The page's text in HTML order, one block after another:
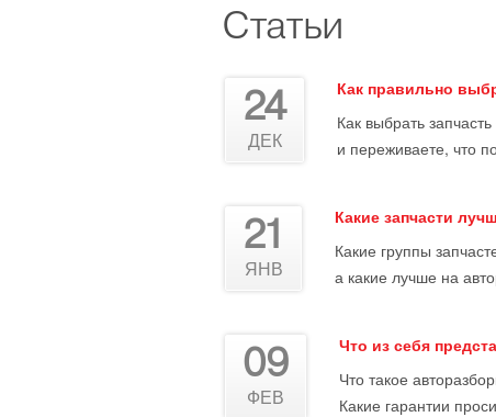
Статьи
24
ДЕК
Как правильно
Как выбрать
и переживаете, что
21
ЯНВ
Какие запчасти
Какие группы
а какие лучше на
09
ФЕВ
Что из себя
Что такое
Какие гарантии